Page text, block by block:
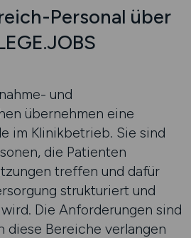
Personal über
und
übernehmen eine
im Klinikbetrieb. Sie sind
die Patienten
treffen und dafür
strukturiert und
Die Anforderungen sind
diese Bereiche verlangen